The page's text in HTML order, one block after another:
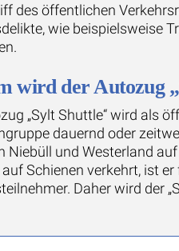
des öffentlichen
wie beispielsweise
wird der Autozug
„Sylt Shuttle“ wird als
dauernd oder
Niebüll und Westerland
Schienen verkehrt, ist
Daher wird der